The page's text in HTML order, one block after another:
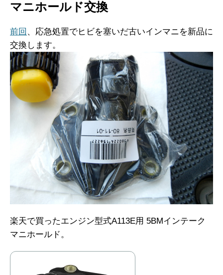
マニホールド交換
前回 、応急処置でヒビを塞いだ古いインマニを新品に
交換します。
楽天で買ったエンジン型式A113E用 5BMインテーク
マニホールド。